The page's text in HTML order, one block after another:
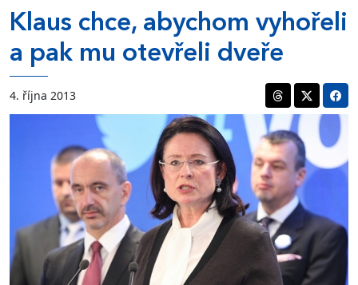
Klaus chce, abychom vyhořeli
a pak mu otevřeli dveře
4. října 2013